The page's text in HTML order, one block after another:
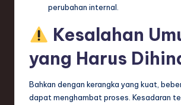
perubahan internal.
Kesalahan
yang Harus
Bahkan dengan kerangka yang kuat,
dapat menghambat proses. Kesadaran